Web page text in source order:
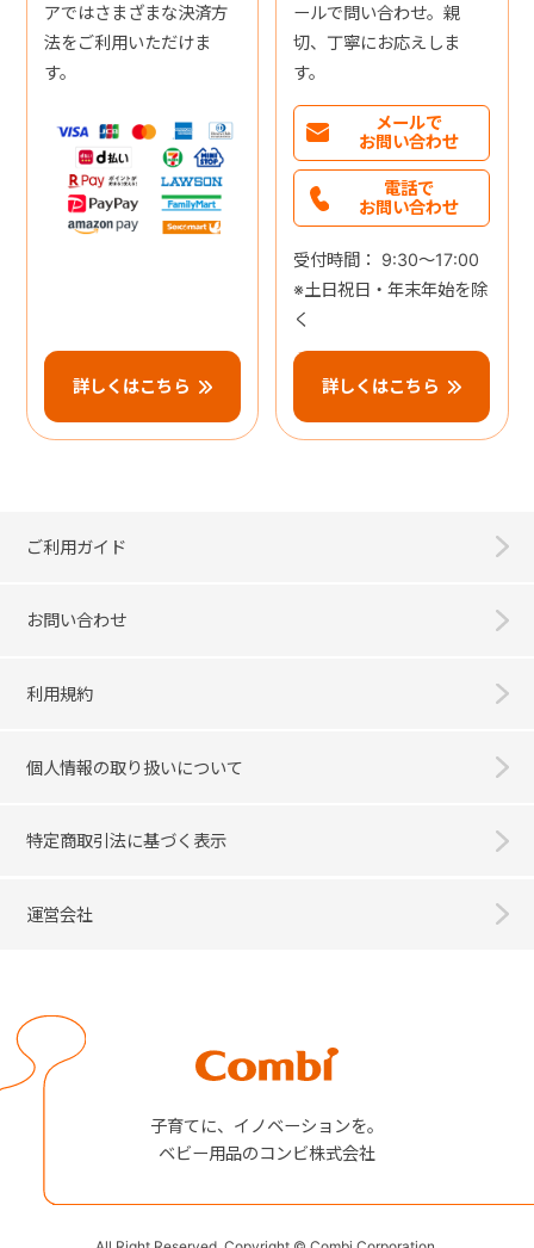
アではさまざまな決済方
法をご利用いただけま
す。
詳しくはこちら
ールで問い合わせ。親
切、丁寧にお応えしま
す。
メールで
お問い合わせ
電話で
お問い合わせ
受付時間： 9:30～17:00
※土日祝日・年末年始を除
く
詳しくはこちら
ご利用ガイド
お問い合わせ
利用規約
個人情報の取り扱いについて
特定商取引法に基づく表示
運営会社
子育てに、イノベーションを。
ベビー用品のコンビ株式会社